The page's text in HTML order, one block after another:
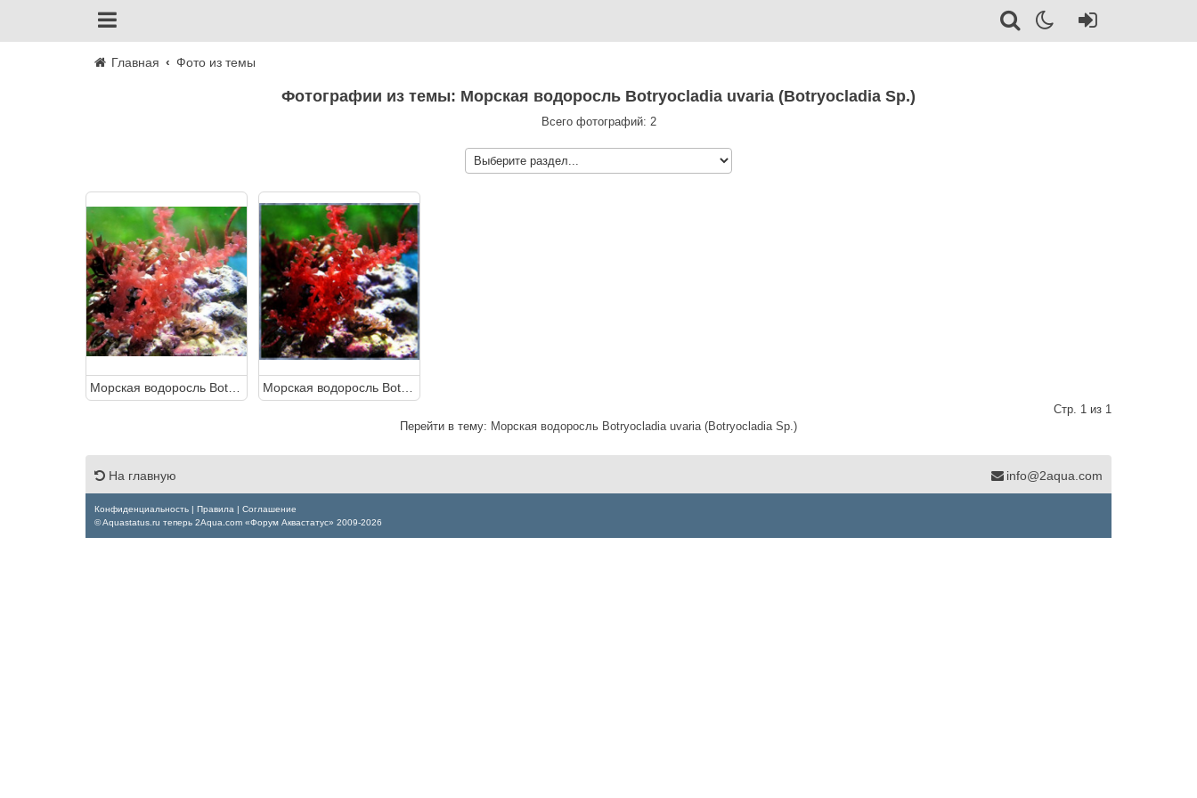
Главная Фото из темы
Фотографии из темы: Морская водоросль Botryocladia uvaria (Botryocladia Sp.)
Всего фотографий: 2
Стр. 1 из 1
Перейти в тему: Морская водоросль Botryocladia uvaria (Botryocladia Sp.)
На главную info@2aqua.com
Конфиденциальность Правила
Соглашение
© Aquastatus.ru теперь 2Aqua.com «Форум Аквастатус» 2009-2026